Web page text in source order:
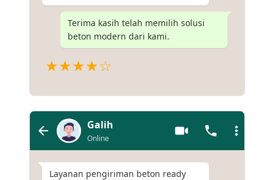
Terima kasih telah memilih solusi
beton modern dari kami.
★★★★☆
Galih
Online
Layanan pengiriman beton ready